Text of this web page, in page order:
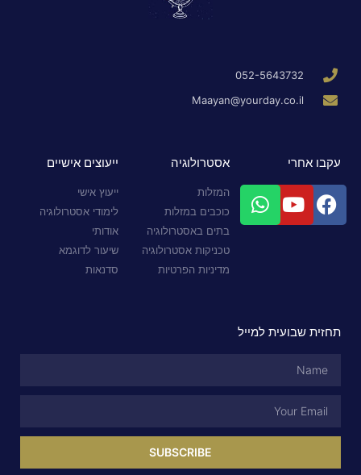
052-5643732
Maayan@yourday.co.il
עקבו אחרי אסטרולוגיה
המזלות
כוכבים במזלות
בתים באסטרולוגיה
טכניקות אסטרולוגיה
מדיניות הפרטיות
ייעוצים אישיים
ייעוץ אישי
לימודי אסטרולוגיה
אודותי
שיעור לדוגמא
סדנאות
תחזית שבועית למייל
SUBSCRIBE